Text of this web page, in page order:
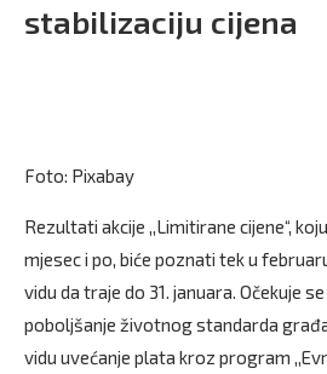
stabilizaciju cijena
Foto: Pixabay
Rezultati akcije ,,Limitirane cijene“,
mjesec i po, biće poznati tek u
vidu da traje do 31. januara. Očekuje
poboljšanje životnog standarda
vidu uvećanje plata kroz program